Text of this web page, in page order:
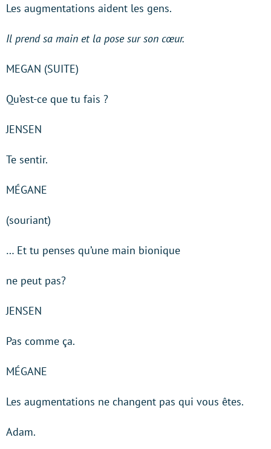
Les augmentations aident les gens.
Il prend sa main et la pose sur son cœur.
MEGAN (SUITE)
Qu’est-ce que tu fais ?
JENSEN
Te sentir.
MÉGANE
(souriant)
… Et tu penses qu’une main bionique
ne peut pas?
JENSEN
Pas comme ça.
MÉGANE
Les augmentations ne changent pas qui vous êtes.
Adam.